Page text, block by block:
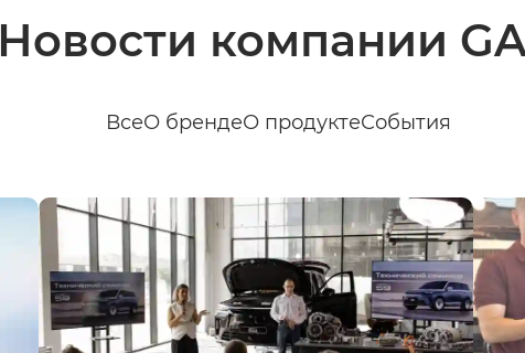
Новости компании
ВсеО брендеО продуктеСобытия